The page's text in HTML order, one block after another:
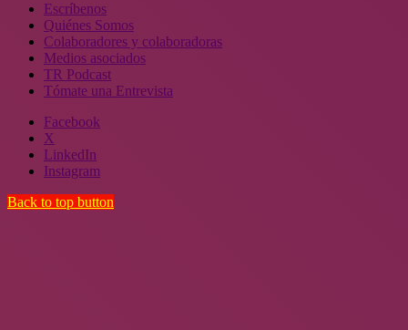
Escríbenos
Quiénes Somos
Colaboradores y colaboradoras
Medios asociados
TR Podcast
Tómate una Entrevista
Facebook
X
LinkedIn
Instagram
Back to top button